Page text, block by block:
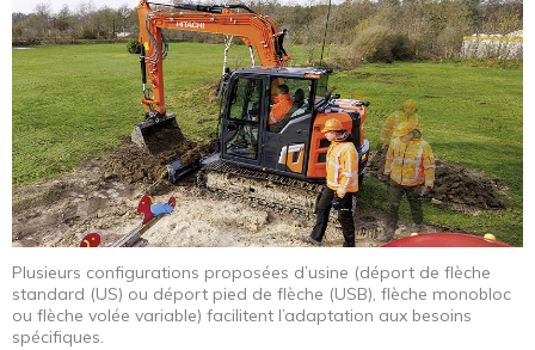
Plusieurs configurations proposées d’usine (déport de flèche
standard (US) ou déport pied de flèche (USB), flèche monobloc
ou flèche volée variable) facilitent l’adaptation aux besoins
spécifiques.